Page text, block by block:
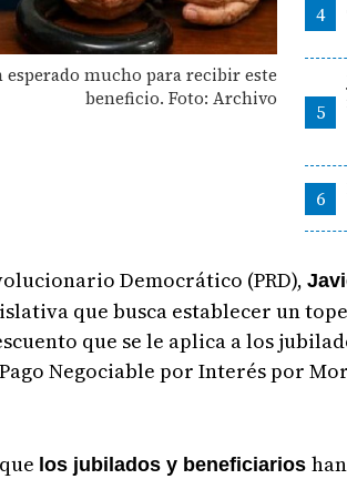
mucho para recibir este
beneficio. Foto: Archivo
4
5
6
Democrático (PRD),
que busca establecer un
que se le aplica a los
Negociable por Interés por
los jubilados y beneficiarios